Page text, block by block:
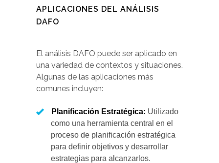
APLICACIONES DEL ANÁLISIS
DAFO
El análisis DAFO puede ser aplicado en
una variedad de contextos y situaciones.
Algunas de las aplicaciones más
comunes incluyen:
Planificación Estratégica: Utilizado
como una herramienta central en el
proceso de planificación estratégica
para definir objetivos y desarrollar
estrategias para alcanzarlos.